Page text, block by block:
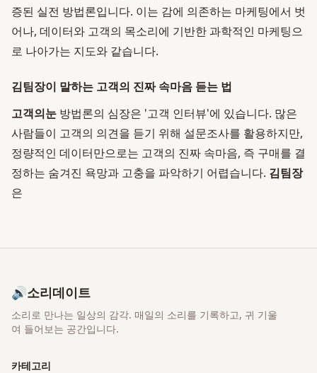
증된 실전 방법론입니다. 이는 감에 의존하는 마케팅에서 벗
어나, 데이터와 고객의 목소리에 기반한 과학적인 마케팅으
로 나아가는 지도와 같습니다.
김팀장이 말하는 고객의 진짜 속마음 듣는 법
고객의눈 방법론의 심장은 '고객 인터뷰'에 있습니다. 많은
사람들이 고객의 의견을 듣기 위해 설문조사를 활용하지만,
정량적인 데이터만으로는 고객의 진짜 속마음, 즉 구매를 결
정하는 숨겨진 욕망과 고충을 파악하기 어렵습니다. 김팀장
은
🔊소리데이트
소리로 만나는 일상의 감각. 매일의 소리를 기록하고, 귀 기울
여 들어보는 공간입니다.
카테고리